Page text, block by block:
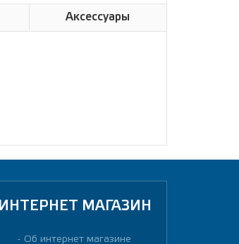
Аксессуары
ИНТЕРНЕТ МАГАЗИН
Об интернет магазине